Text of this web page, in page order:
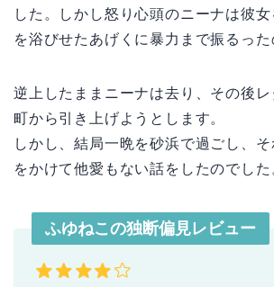
した。しかし怒り心頭のニーナは彼
を浴びせたあげくに暴力まで振るった
逆上したままニーナは去り、その後
町から引き上げようとします。
しかし、結局一晩を砂浜で過ごし、
をかけて他愛もない話をしたのでした
ふゆねこの独断偏見レビュー